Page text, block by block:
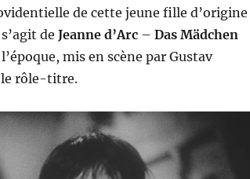
de cette jeune fille d’origine
de Jeanne d’Arc – Das Mädchen
mis en scène par Gustav
le rôle-titre.